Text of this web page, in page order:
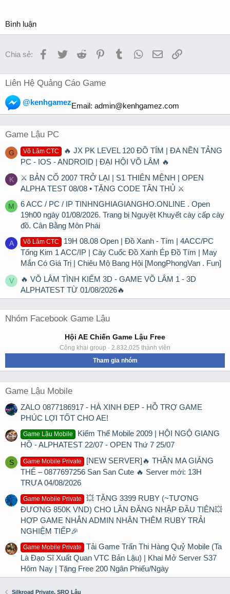
Bình luận
Chia sẻ: Facebook
TwitterReddit PinterestTumblrWhatsApp
EmailLink
Liên Hệ Quảng Cáo Game
@kenhgamezEmail: admin@kenhgamez.com
Game Lậu PC
G Võ Lâm CTC
🔥 JX PK LEVEL 120 ĐỒ TÍM | ĐA NỀN TẢNG
PC - IOS - ANDROID | ĐẠI HỘI VÕ LÂM 🔥
K
⚔ BẢN CỔ 2007 TRỞ LẠI | S1 THIÊN MỆNH | OPEN
ALPHA TEST 08/08 • TẶNG CODE TÂN THỦ ⚔
M
6 ACC / PC / IP TINHNGHIAGIANGHO.ONLINE . Open
19h00 ngày 01/08/2026. Trang bị Nguyệt Khuyết cày cấp cày
đồ. Cân Bằng Môn Phái
A Võ Lâm CTC
19H 08.08 Open | Đồ Xanh - Tím | 4ACC/PC
Tống Kim 1 ACC/IP | Cày Cuốc Đồ Xanh Ép Đồ Tím | May
Mắn Có Giá Trị | Chiêu Mộ Bang Hội [MongPhongVan . Fun]
V
🔥 VÕ LÂM TÌNH KIẾM 3D - GAME VÕ LÂM 1 - 3D
ALPHATEST TỪ 01/08/2026🔥
Nhóm Facebook Game Lậu
Hội AE Chiến Game Lậu Free
Công khai group · 2.832.025 thành viên
Tham gia nhóm
Game Lậu Mobile
ZALO 0877186917 - HÀ XINH ĐẸP - HỖ TRỢ GAME
PHÚC LỢI TỐT CHO AE!
Game Lậu Mobile
Kiếm Thế Mobile 2009 | HỘI NGỘ GIANG
HỒ - ALPHATEST 22/07 - OPEN Thứ 7 25/07
S Game Mobile Private
[NEW SERVER]🔥 THẦN MA GIÁNG
THẾ – 0877697256 San San Cute 🔥 Server mới: 13H
TRƯA 04/08/2026
Game Mobile Private
💥 TẶNG 3399 RUBY (~TƯƠNG
ĐƯƠNG 850K VND) CHO LẦN ĐĂNG NHẬP ĐẦU TIÊN💥
HỢP GAME NHẮN ADMIN NHẬN THÊM RUBY TRẢI
NGHIỆM TIẾP🎉
Game Mobile Private
Tải Game Trấn Thi Hàng Quỷ Mobile (Ta
Là Đạo Sĩ Xuất Quan VTC Bản Lậu) | Khai Mở Server S37
Hôm Nay | Tặng Free 200 Ngân Phiếu/Ngày
Silkroad Private, SRO Lậu